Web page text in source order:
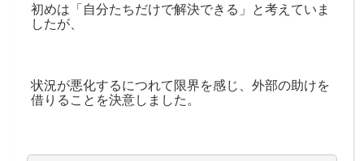
初めは「自分たちだけで解決できる」と考えていま
したが、
状況が悪化するにつれて限界を感じ、外部の助けを
借りることを決意しました。